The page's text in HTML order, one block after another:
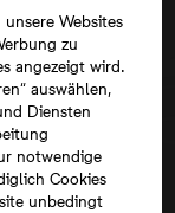
Dritter in
Websites
zu
angezeigt wird.
auswählen,
Diensten
notwendige
Cookies
unbedingt